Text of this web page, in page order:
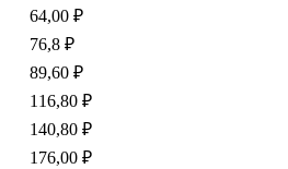
64,00 ₽
76,8 ₽
89,60 ₽
116,80 ₽
140,80 ₽
176,00 ₽